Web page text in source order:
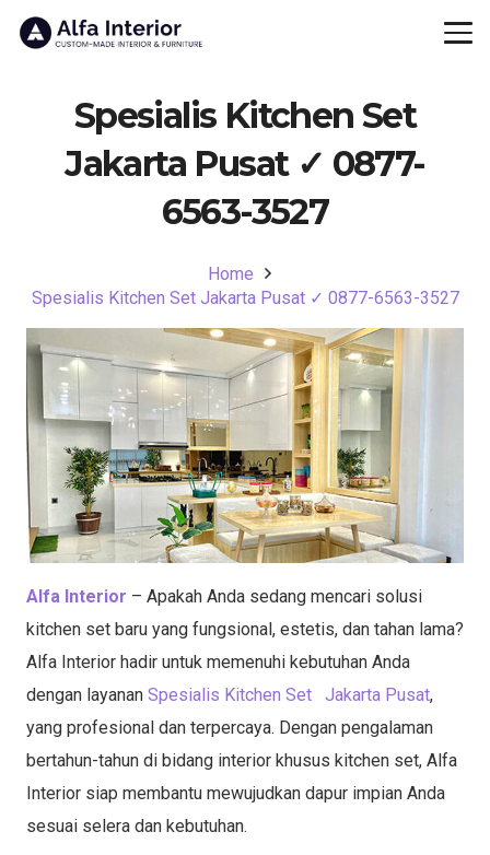
Spesialis Kitchen Set
Jakarta Pusat ✓ 0877-
6563-3527
Home
Spesialis Kitchen Set Jakarta Pusat ✓ 0877-6563-3527
Alfa Interior – Apakah Anda sedang mencari solusi
kitchen set baru yang fungsional, estetis, dan tahan lama?
Alfa Interior hadir untuk memenuhi kebutuhan Anda
dengan layanan Spesialis Kitchen Set Jakarta Pusat,
yang profesional dan terpercaya. Dengan pengalaman
bertahun-tahun di bidang interior khusus kitchen set, Alfa
Interior siap membantu mewujudkan dapur impian Anda
sesuai selera dan kebutuhan.